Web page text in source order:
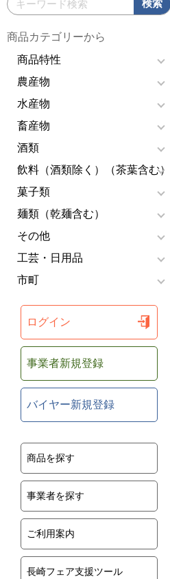
商品カテゴリーから
商品特性
農産物
水産物
畜産物
酒類
飲料（酒類除く）（茶葉含む）
菓子類
麺類（乾麺含む）
その他
工芸・日用品
市町
ログイン
事業者新規登録
バイヤー新規登録
商品を探す
事業者を探す
ご利用案内
長崎フェア支援ツール